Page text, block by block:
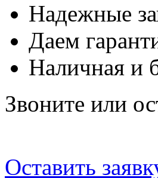
Надежные
Даем
Наличная и
Звоните или
Оставить